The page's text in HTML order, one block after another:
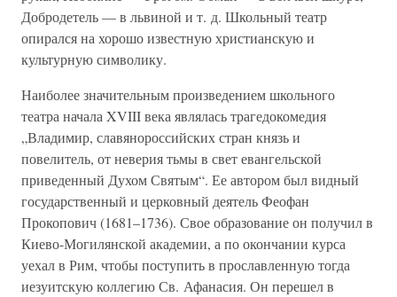
Добродетель — в львиной и т. д. Школьный театр
опирался на хорошо известную христианскую и
культурную символику.
Наиболее значительным произведением школьного
театра начала XVIII века являлась трагедокомедия
„Владимир, славянороссийских стран князь и
повелитель, от неверия тьмы в свет евангельской
приведенный Духом Святым“. Ее автором был видный
государственный и церковный деятель Феофан
Прокопович (1681–1736). Свое образование он получил в
Киево-Могилянской академии, а по окончании курса
уехал в Рим, чтобы поступить в прославленную тогда
иезуитскую коллегию Св. Афанасия. Он перешел в